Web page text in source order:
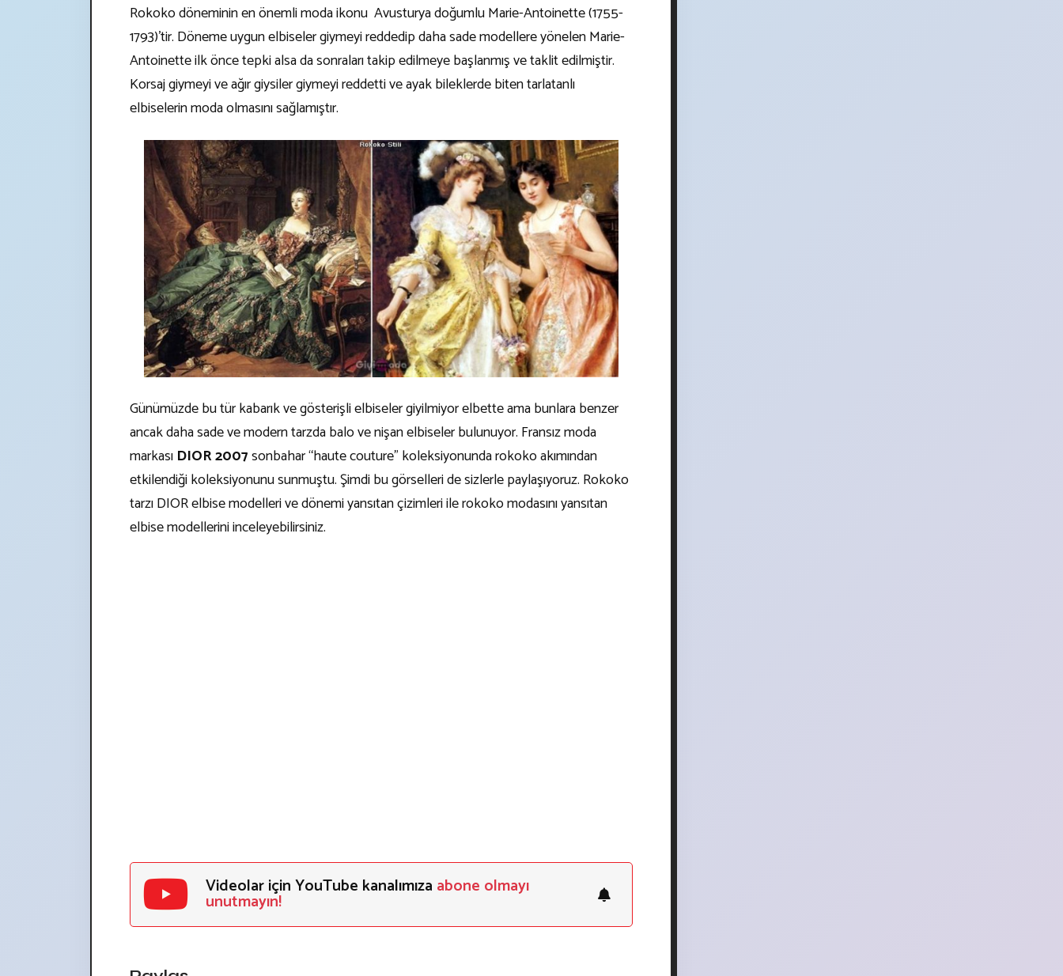
Rokoko döneminin en önemli moda ikonu Avusturya doğumlu Marie-Antoinette (1755-
1793)’tir. Döneme uygun elbiseler giymeyi reddedip daha sade modellere yönelen Marie-
Antoinette ilk önce tepki alsa da sonraları takip edilmeye başlanmış ve taklit edilmiştir.
Korsaj giymeyi ve ağır giysiler giymeyi reddetti ve ayak bileklerde biten tarlatanlı
elbiselerin moda olmasını sağlamıştır.
Günümüzde bu tür kabarık ve gösterişli elbiseler giyilmiyor elbette ama bunlara benzer
ancak daha sade ve modern tarzda balo ve nişan elbiseler bulunuyor. Fransız moda
markası DIOR 2007sonbahar “haute couture” koleksiyonunda rokoko akımından
etkilendiği koleksiyonunu sunmuştu. Şimdi bu görselleri de sizlerle paylaşıyoruz. Rokoko
tarzı DIOR elbise modelleri ve dönemi yansıtan çizimleri ile rokoko modasını yansıtan
elbise modellerini inceleyebilirsiniz.
Videolar için YouTube kanalımıza abone olmayı
unutmayın!